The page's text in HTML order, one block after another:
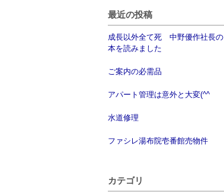
最近の投稿
成長以外全て死 中野優作社長の
本を読みました
ご案内の必需品
アパート管理は意外と大変(^^ゞ
水道修理
ファシレ湯布院壱番館売物件
カテゴリ